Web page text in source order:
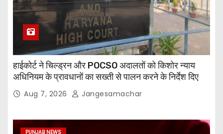
हाईकोर्ट ने चिल्ड्रन और POCSO अदालतों को किशोर न्याय
अधिनियम के प्रावधानों का सख्ती से पालन करने के निर्देश दिए
Aug 7, 2026 Jangesamachar
PUNJAB NEWS